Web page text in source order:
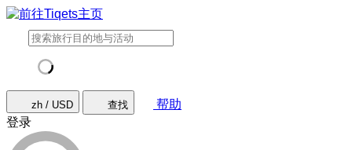
zh / USD 查找
帮助
登录